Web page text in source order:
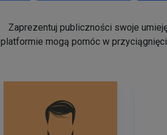
Zaprezentuj publiczności swoje
platformie mogą pomóc w